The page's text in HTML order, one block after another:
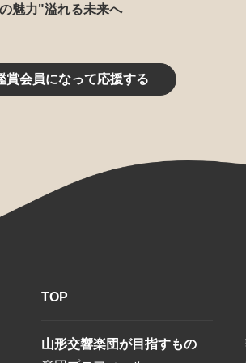
魅力"溢れる未来へ
賞会員になって応援する
TOP
山形交響楽団が目指すもの